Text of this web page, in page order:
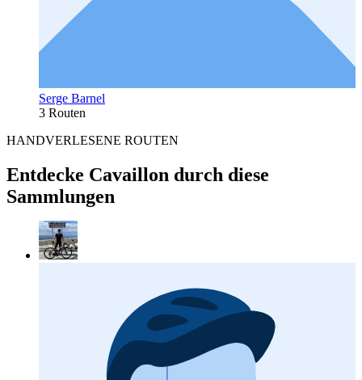
Serge Barnel
3 Routen
HANDVERLESENE ROUTEN
Entdecke Cavaillon durch diese
Sammlungen